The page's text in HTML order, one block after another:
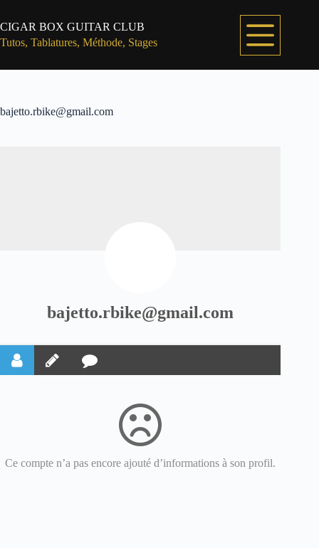
contenu
CIGAR BOX GUITAR CLUB
Tutos, Tablatures, Méthode, Stages
bajetto.rbike@gmail.com
bajetto.rbike@gmail.com
Ce compte n’a pas encore ajouté d’informations à son profil.